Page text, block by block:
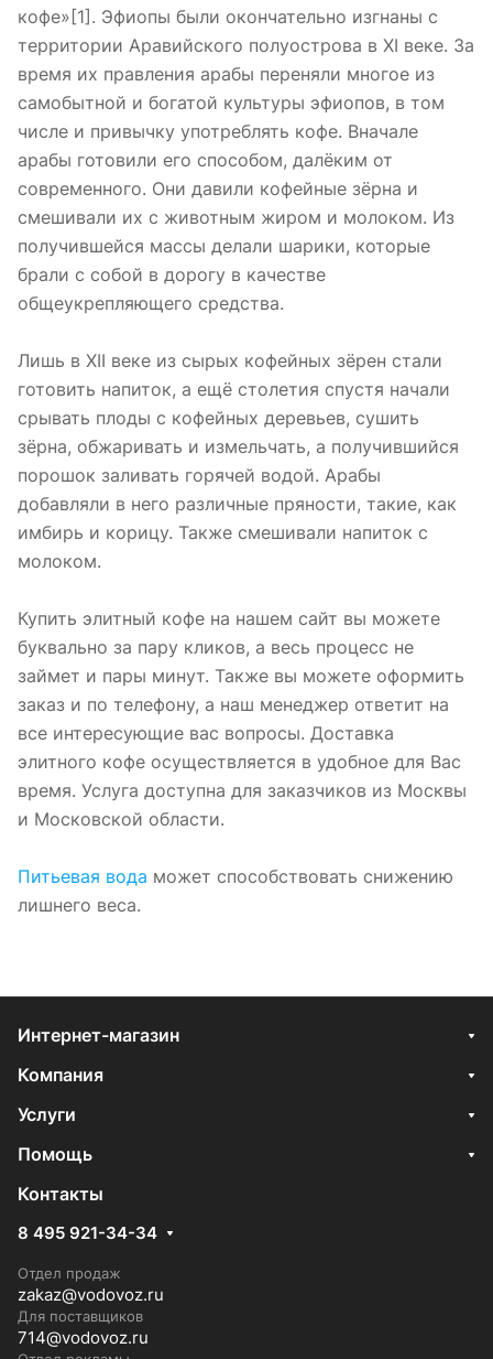
кофе»[1]. Эфиопы были окончательно изгнаны с
территории Аравийского полуострова в XI веке. За
время их правления арабы переняли многое из
самобытной и богатой культуры эфиопов, в том
числе и привычку употреблять кофе. Вначале
арабы готовили его способом, далёким от
современного. Они давили кофейные зёрна и
смешивали их с животным жиром и молоком. Из
получившейся массы делали шарики, которые
брали с собой в дорогу в качестве
общеукрепляющего средства.
Лишь в XII веке из сырых кофейных зёрен стали
готовить напиток, а ещё столетия спустя начали
срывать плоды с кофейных деревьев, сушить
зёрна, обжаривать и измельчать, а получившийся
порошок заливать горячей водой. Арабы
добавляли в него различные пряности, такие, как
имбирь и корицу. Также смешивали напиток с
молоком.
Купить элитный кофе на нашем сайт вы можете
буквально за пару кликов, а весь процесс не
займет и пары минут. Также вы можете оформить
заказ и по телефону, а наш менеджер ответит на
все интересующие вас вопросы. Доставка
элитного кофе осуществляется в удобное для Вас
время. Услуга доступна для заказчиков из Москвы
и Московской области.
Питьевая вода может способствовать снижению
лишнего веса.
Интернет-магазин
Компания
Услуги
Помощь
Контакты
8 495 921-34-34
Отдел продаж
zakaz@vodovoz.ru
Для поставщиков
714@vodovoz.ru